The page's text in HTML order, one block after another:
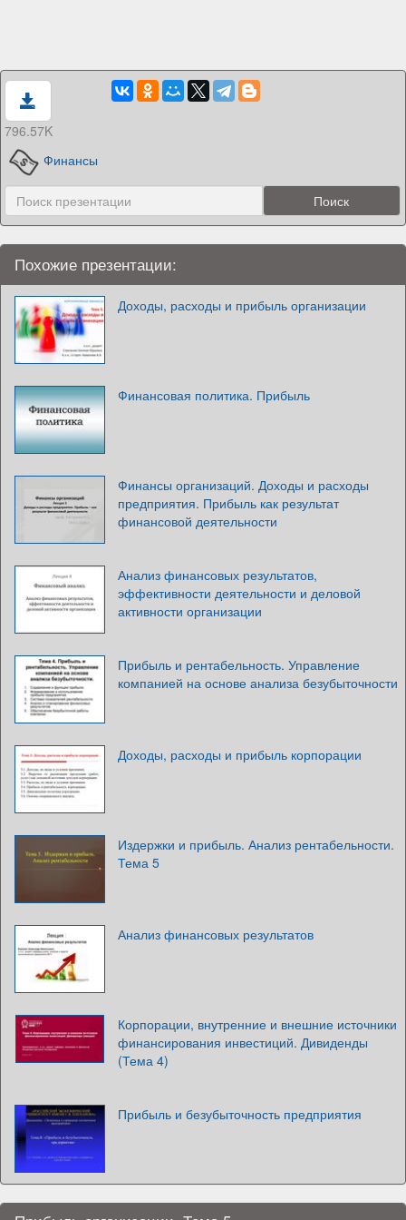
796.57K
Финансы
Похожие презентации:
Доходы, расходы и прибыль организации
Финансовая политика. Прибыль
Финансы организаций. Доходы и расходы
предприятия. Прибыль как результат
финансовой деятельности
Анализ финансовых результатов,
эффективности деятельности и деловой
активности организации
Прибыль и рентабельность. Управление
компанией на основе анализа безубыточности
Доходы, расходы и прибыль корпорации
Издержки и прибыль. Анализ рентабельности.
Тема 5
Анализ финансовых результатов
Корпорации, внутренние и внешние источники
финансирования инвестиций. Дивиденды
(Тема 4)
Прибыль и безубыточность предприятия